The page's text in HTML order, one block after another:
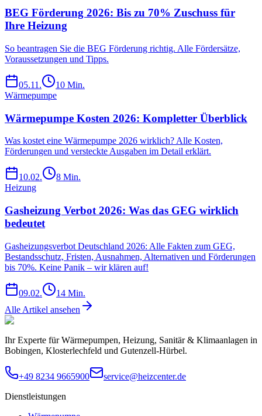
BEG Förderung 2026: Bis zu 70% Zuschuss für
Ihre Heizung
So beantragen Sie die BEG Förderung richtig. Alle Fördersätze,
Voraussetzungen und Tipps.
05.11. 10 Min.
Wärmepumpe
Wärmepumpe Kosten 2026: Kompletter Überblick
Was kostet eine Wärmepumpe 2026 wirklich? Alle Kosten,
Förderungen und versteckte Ausgaben im Detail erklärt.
10.02. 8 Min.
Heizung
Gasheizung Verbot 2026: Was das GEG wirklich
bedeutet
Gasheizungsverbot Deutschland 2026: Alle Fakten zum GEG,
Bestandsschutz, Fristen, Ausnahmen, Alternativen und Förderungen
bis 70%. Keine Panik – wir klären auf!
09.02. 14 Min.
Alle Artikel ansehen
Ihr Experte für Wärmepumpen, Heizung, Sanitär & Klimaanlagen in
Bobingen, Klosterlechfeld und Gutenzell-Hürbel.
+49 8234 9665900
service@heizcenter.de
Dienstleistungen